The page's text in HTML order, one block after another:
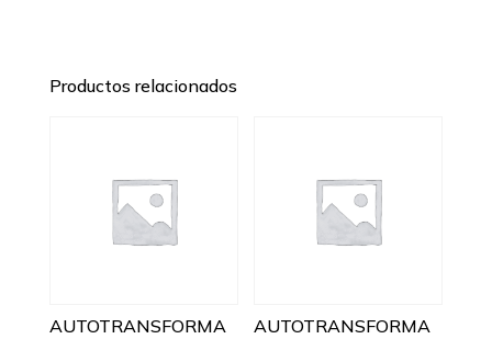
Productos relacionados
AUTOTRANSFORMA
AUTOTRANSFORMA